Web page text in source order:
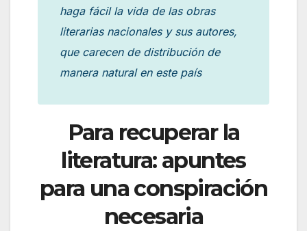
haga fácil la vida de las obras
literarias nacionales y sus autores,
que carecen de distribución de
manera natural en este país
Para recuperar la
literatura: apuntes
para una conspiración
necesaria